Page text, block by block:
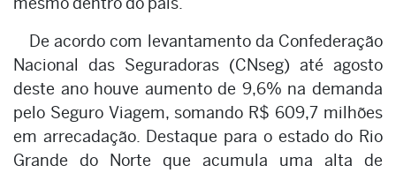
De acordo com levantamento da Confederação
Nacional das Seguradoras (CNseg) até agosto
deste ano houve aumento de 9,6% na demanda
pelo Seguro Viagem, somando R$ 609,7 milhões
em arrecadação. Destaque para o estado do Rio
Grande do Norte que acumula uma alta de